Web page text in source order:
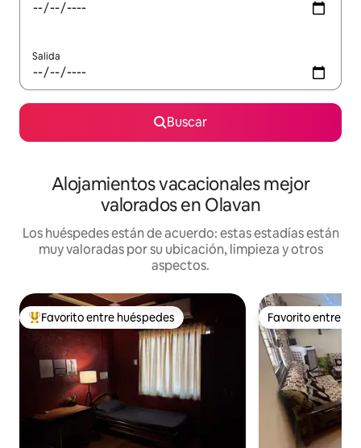
Salida
Buscar
Alojamientos vacacionales mejor
valorados en Olavan
Los huéspedes están de acuerdo: estas estadías están
muy valoradas por su ubicación, limpieza y otros
aspectos.
Favorito entre huéspedes preferido
Favorito entre huéspedes Favorito entre
Favorito entre